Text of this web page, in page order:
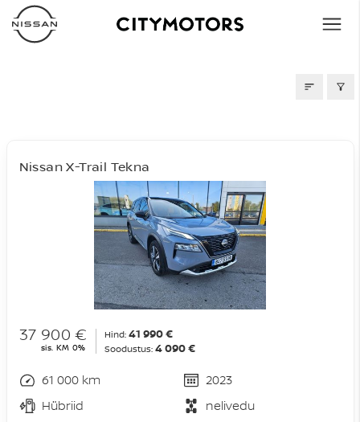
Nissan X-Trail Tekna
37 900 €
sis. KM 0%
Hind: 41 990 €
Soodustus: 4 090 €
61 000 km
2023
Hübriid
nelivedu